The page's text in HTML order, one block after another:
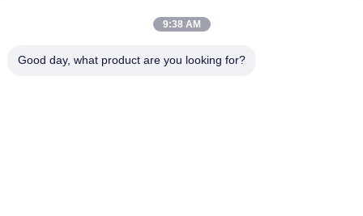
9:38 AM
Good day, what product are you looking for?